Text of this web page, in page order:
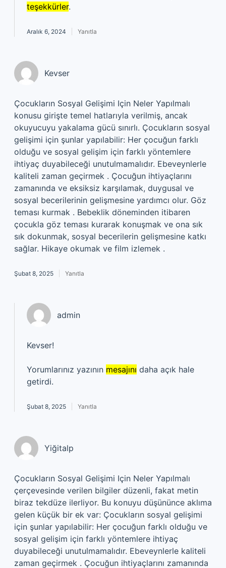
teşekkürler.
Aralık 6, 2024 Yanıtla
Kevser
Çocukların Sosyal Gelişimi Için Neler Yapılmalı
konusu girişte temel hatlarıyla verilmiş, ancak
okuyucuyu yakalama gücü sınırlı. Çocukların sosyal
gelişimi için şunlar yapılabilir: Her çocuğun farklı
olduğu ve sosyal gelişim için farklı yöntemlere
ihtiyaç duyabileceği unutulmamalıdır. Ebeveynlerle
kaliteli zaman geçirmek . Çocuğun ihtiyaçlarını
zamanında ve eksiksiz karşılamak, duygusal ve
sosyal becerilerinin gelişmesine yardımcı olur. Göz
teması kurmak . Bebeklik döneminden itibaren
çocukla göz teması kurarak konuşmak ve ona sık
sık dokunmak, sosyal becerilerin gelişmesine katkı
sağlar. Hikaye okumak ve film izlemek .
Şubat 8, 2025 Yanıtla
admin
Kevser!
Yorumlarınız yazının mesajını daha açık hale
getirdi.
Şubat 8, 2025 Yanıtla
Yiğitalp
Çocukların Sosyal Gelişimi Için Neler Yapılmalı
çerçevesinde verilen bilgiler düzenli, fakat metin
biraz tekdüze ilerliyor. Bu konuyu düşününce aklıma
gelen küçük bir ek var: Çocukların sosyal gelişimi
için şunlar yapılabilir: Her çocuğun farklı olduğu ve
sosyal gelişim için farklı yöntemlere ihtiyaç
duyabileceği unutulmamalıdır. Ebeveynlerle kaliteli
zaman geçirmek . Çocuğun ihtiyaçlarını zamanında